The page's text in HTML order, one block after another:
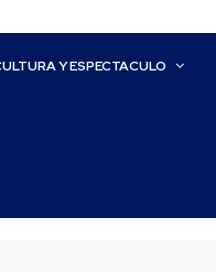
Y ESPECTACULO